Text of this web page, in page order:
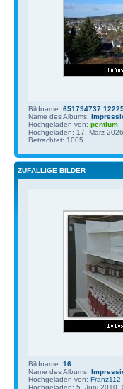
Bildname: 651794737
Name des Albums:
Hochgeladen von: pentium
Hochgeladen: 17. März
Betrachtet: 1005
ZUFÄLLIGE BILDER
Bildname: 16
Name des Albums:
Hochgeladen von: Franz112
Hochgeladen: 5. Juni 2010,